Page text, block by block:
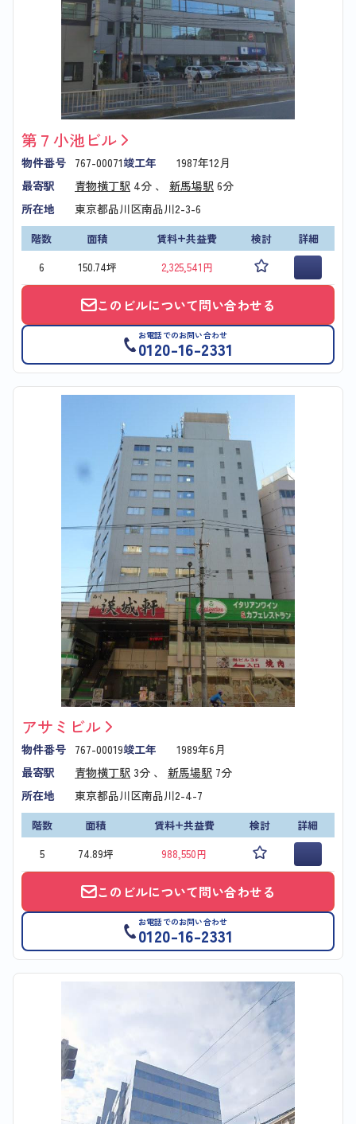
第７小池ビル
物件番号 767-00071竣工年
1987年12月
最寄駅
青物横丁駅 4分 、 新馬場駅 6分
所在地
東京都品川区南品川2-3-6
階数 面積 賃料+共益費 検討
詳細
6
150.74坪 2,325,541円
このビルについて問い合わせる
お電話でのお問い合わせ
0120-16-2331
アサミビル
物件番号 767-00019竣工年
1989年6月
最寄駅
青物横丁駅 3分 、 新馬場駅 7分
所在地
東京都品川区南品川2-4-7
階数 面積 賃料+共益費 検討
詳細
5
74.89坪 988,550円
このビルについて問い合わせる
お電話でのお問い合わせ
0120-16-2331